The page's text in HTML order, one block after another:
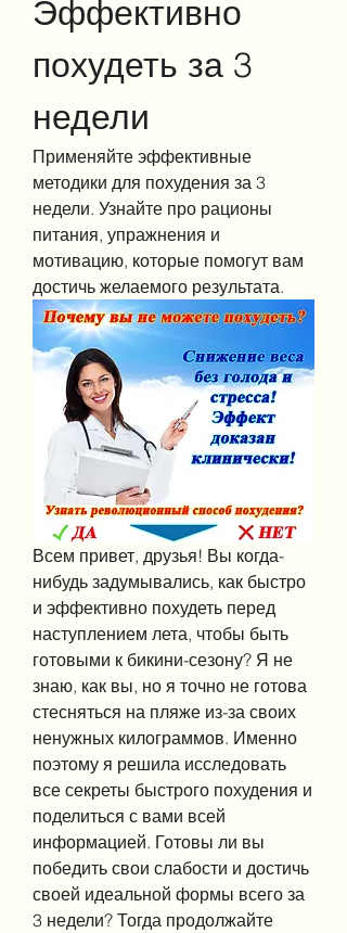
Эффективно
похудеть за 3
недели
Применяйте эффективные
методики для похудения за 3
недели. Узнайте про рационы
питания, упражнения и
мотивацию, которые помогут вам
достичь желаемого результата.
Всем привет, друзья! Вы когда-
нибудь задумывались, как быстро
и эффективно похудеть перед
наступлением лета, чтобы быть
готовыми к бикини-сезону? Я не
знаю, как вы, но я точно не готова
стесняться на пляже из-за своих
ненужных килограммов. Именно
поэтому я решила исследовать
все секреты быстрого похудения и
поделиться с вами всей
информацией. Готовы ли вы
победить свои слабости и достичь
своей идеальной формы всего за
3 недели? Тогда продолжайте